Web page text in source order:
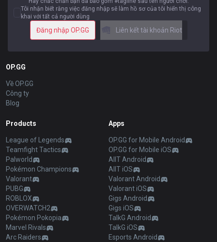
Tôi nhận biết rằng việc đăng nhập sẽ làm hồ sơ của tôi hiển thị công
khai với tất cả người dùng
Đăng nhập OP.GG Liên kết tài khoản Riot
OP.GG
Về OP.GG
Công ty
Blog
Products
League of Legends
Teamfight Tactics
Palworld
Pokémon Champions
Valorant
PUBG
ROBLOX
OVERWATCH2
Pokémon Pokopia
Marvel Rivals
Arc Raiders
Apps
OP.GG for Mobile Android
OP.GG for Mobile iOS
AllT Android
AllT iOS
Valorant Android
Valorant iOS
Gigs Android
Gigs iOS
TalkG Android
TalkG iOS
Esports Android